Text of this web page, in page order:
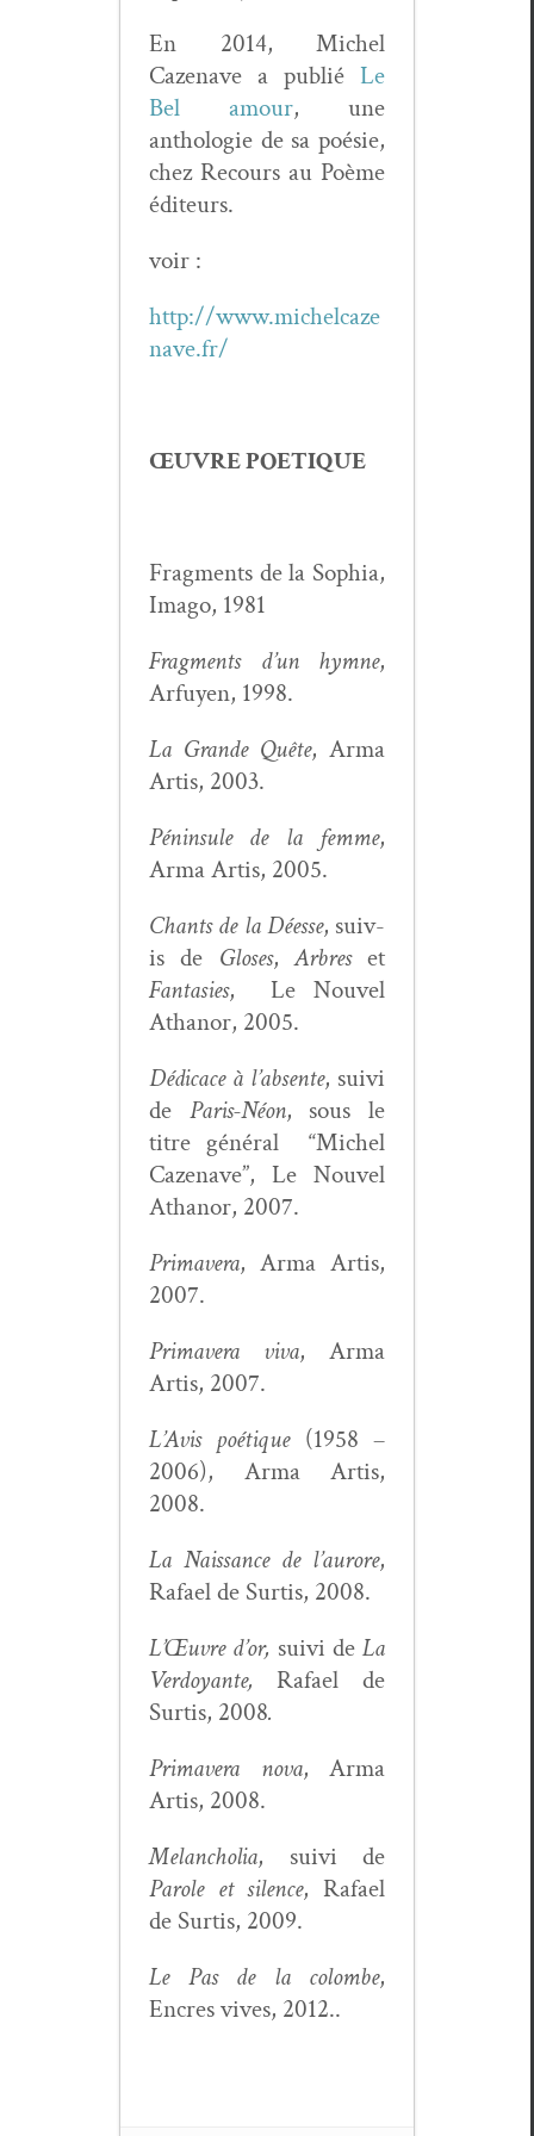
En 2014, Michel
Cazenave a pub­lié Le
Bel amour, une
antholo­gie de sa poésie,
chez Recours au Poème
éditeurs.
voir :
http://www.michelcaze
nave.fr/
ŒUVRE POETIQUE
Frag­ments de la Sophia,
Ima­go, 1981
Frag­ments d’un hymne,
Arfuyen, 1998.
La Grande Quête, Arma
Artis, 2003.
Pénin­sule de la femme,
Arma Artis, 2005.
Chants de la Déesse, suiv­
is de Glos­es,Arbreset
Fan­tasies, Le Nou­v­el
Athanor, 2005.
Dédi­cace à l’ab­sente, suivi
de Paris-Néon, sous le
titre général “Michel
Cazenave”, Le Nou­v­el
Athanor, 2007.
Pri­mav­era, Arma Artis,
2007.
Pri­mav­era viva, Arma
Artis, 2007.
L’Avis poé­tique(1958 –
2006), Arma Artis,
2008.
La Nais­sance de l’au­rore,
Rafael de Sur­tis, 2008.
L’Œu­vre d’or, suivi deLa
Ver­doy­ante, Rafael de
Sur­tis, 2008.
Pri­mav­era nova, Arma
Artis, 2008.
Melan­cho­lia, suivi de
Parole et silence, Rafael
de Sur­tis, 2009.
Le Pas de la colombe,
Encres vives, 2012..